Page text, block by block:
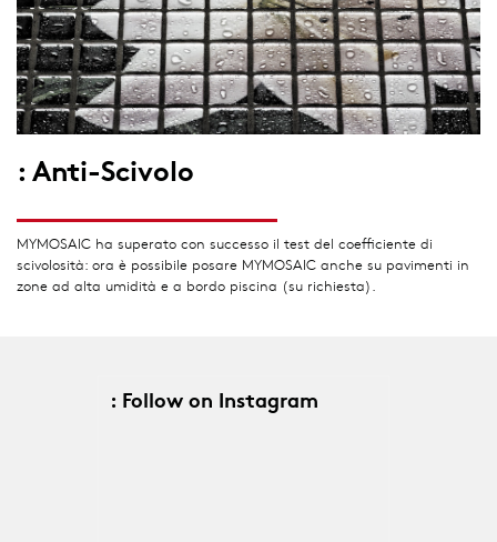
: Anti-Scivolo
MYMOSAIC ha superato con successo il test del coefficiente di
scivolosità: ora è possibile posare MYMOSAIC anche su pavimenti in
zone ad alta umidità e a bordo piscina (su richiesta).
: Follow on Instagram